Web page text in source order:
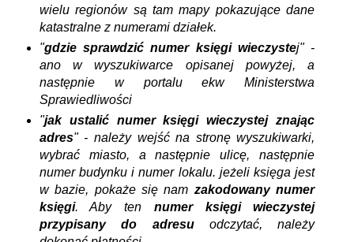
wielu regionów są tam mapy pokazujące dane
katastralne z numerami działek.
"gdzie sprawdzić numer księgi wieczystej" -
ano w wyszukiwarce opisanej powyżej, a
następnie w portalu ekw Ministerstwa
Sprawiedliwości
"jak ustalić numer księgi wieczystej znając
adres" - należy wejść na stronę wyszukiwarki,
wybrać miasto, a następnie ulicę, następnie
numer budynku i numer lokalu. jeżeli księga jest
w bazie, pokaże się nam zakodowany numer
księgi. Aby ten numer księgi wieczystej
przypisany do adresuodczytać, należy